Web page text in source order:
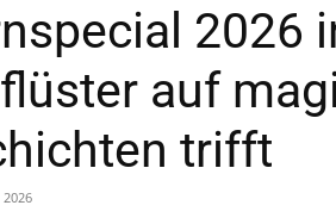
2026
auf
trifft
2026